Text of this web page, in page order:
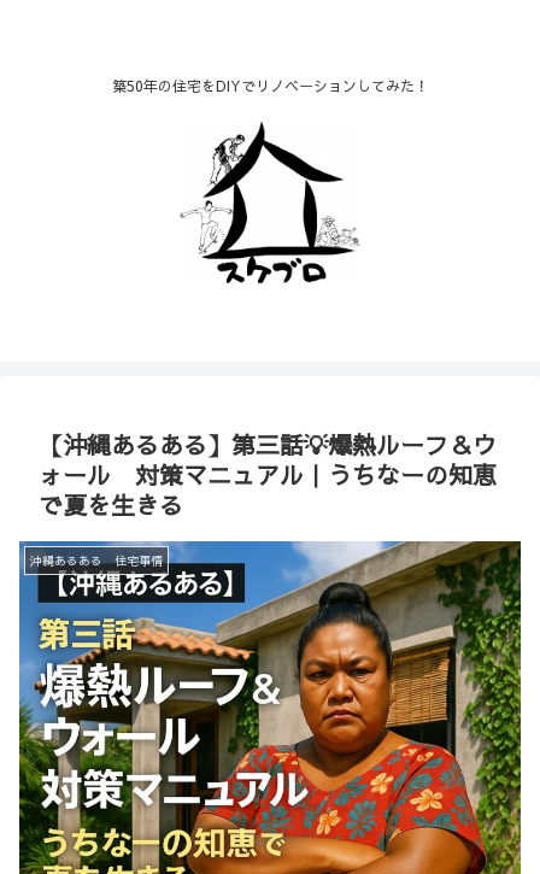
築50年の住宅をDIYでリノベーションしてみた！
【沖縄あるある】第三話💡爆熱ルーフ＆ウ
ォール 対策マニュアル｜うちなーの知恵
で夏を生きる
沖縄あるある 住宅事情